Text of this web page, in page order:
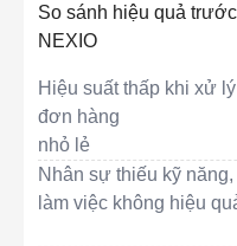
So sánh hiệu quả
NEXIO
Hiệu suất thấp khi xử lý
đơn hàng
nhỏ lẻ
Nhân sự thiếu kỹ năng,
làm việc không hiệu